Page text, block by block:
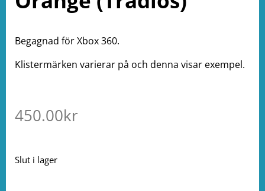
Begagnad för Xbox 360.
Klistermärken varierar på och denna visar exempel.
450.00kr
Slut i lager